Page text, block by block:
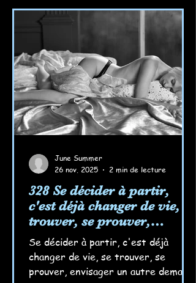
328 Se décider à partir,
c'est déjà changer de vie, se
trouver, se prouver,
envisager un autre
demain... Rêver aussi...
Se décider à partir, c'est déjà
changer de vie, se trouver, se
prouver, envisager un autre demain.
June Summer
26 nov. 2025
2 min de lecture